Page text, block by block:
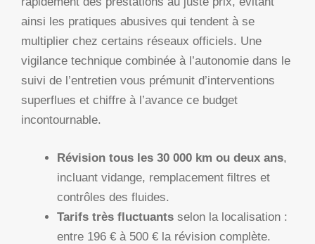
ainsi les pratiques abusives qui tendent à se
multiplier chez certains réseaux officiels. Une
vigilance technique combinée à l’autonomie dans le
suivi de l’entretien vous prémunit d’interventions
superflues et chiffre à l’avance ce budget
incontournable.
Révision tous les 30 000 km ou deux ans,
incluant vidange, remplacement filtres et
contrôles des fluides.
Tarifs très fluctuants selon la localisation :
entre 196 € à 500 € la révision complète.